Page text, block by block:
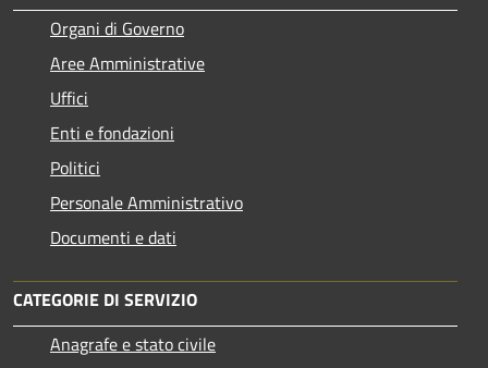
Organi di Governo
Aree Amministrative
Uffici
Enti e fondazioni
Politici
Personale Amministrativo
Documenti e dati
CATEGORIE DI SERVIZIO
Anagrafe e stato civile